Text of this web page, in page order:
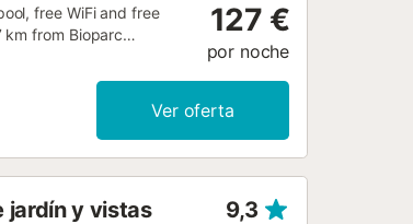
free WiFi and free
from Bioparc
127 €
por noche
Ver oferta
jardín y vistas 9,3